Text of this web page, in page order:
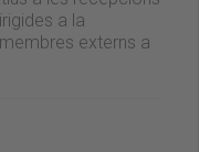
a la
externs a